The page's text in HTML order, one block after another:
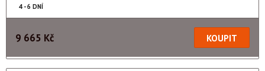
4 - 6 DNÍ
9 665 Kč